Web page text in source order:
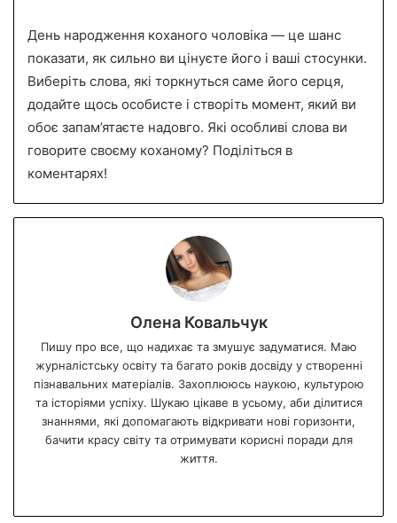
День народження коханого чоловіка — це шанс
показати, як сильно ви цінуєте його і ваші стосунки.
Виберіть слова, які торкнуться саме його серця,
додайте щось особисте і створіть момент, який ви
обоє запам’ятаєте надовго. Які особливі слова ви
говорите своєму коханому? Поділіться в
коментарях!
Олена Ковальчук
Пишу про все, що надихає та змушує задуматися. Маю
журналістську освіту та багато років досвіду у створенні
пізнавальних матеріалів. Захоплююсь наукою, культурою
та історіями успіху. Шукаю цікаве в усьому, аби ділитися
знаннями, які допомагають відкривати нові горизонти,
бачити красу світу та отримувати корисні поради для
життя.